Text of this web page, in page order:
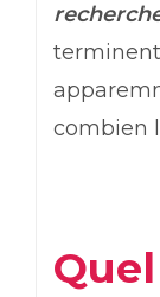
combien